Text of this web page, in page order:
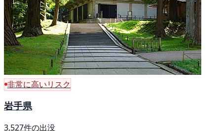
非常に高いリスク
岩手県
3,527件の出没